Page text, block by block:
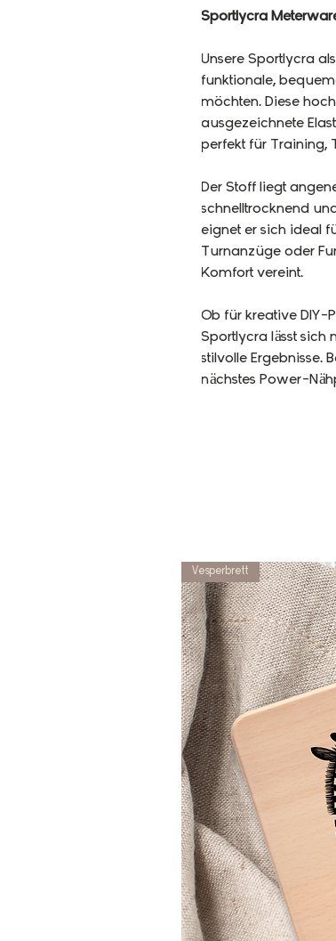
Sportlycra
Unsere Sportlycra
funktionale,
möchten. Diese
ausgezeichnete
perfekt für Training,
Der Stoff liegt
schnelltrocknend
eignet er sich ideal
Turnanzüge oder
Komfort vereint.
Ob für kreative DIY-
Sportlycra lässt sich
stilvolle Ergebnisse.
nächstes Power-
Vesperbrett